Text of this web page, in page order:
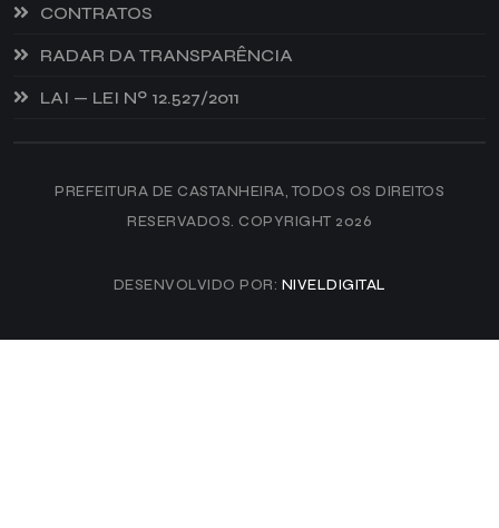
CONTRATOS
RADAR DA TRANSPARÊNCIA
LAI — LEI Nº 12.527/2011
PREFEITURA DE CASTANHEIRA, TODOS OS DIREITOS
RESERVADOS. COPYRIGHT 2026
DESENVOLVIDO POR: NIVELDIGITAL